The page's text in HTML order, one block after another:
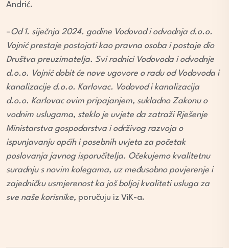
Andrić.
–Od 1. siječnja 2024. godine Vodovod i odvodnja d.o.o.
Vojnić prestaje postojati kao pravna osoba i postaje dio
Društva preuzimatelja. Svi radnici Vodovoda i odvodnje
d.o.o. Vojnić dobit će nove ugovore o radu od Vodovoda i
kanalizacije d.o.o. Karlovac. Vodovod i kanalizacija
d.o.o. Karlovac ovim pripajanjem, sukladno Zakonu o
vodnim uslugama, steklo je uvjete da zatraži Rješenje
Ministarstva gospodarstva i održivog razvoja o
ispunjavanju općih i posebnih uvjeta za početak
poslovanja javnog isporučitelja. Očekujemo kvalitetnu
suradnju s novim kolegama, uz međusobno povjerenje i
zajedničku usmjerenost ka još boljoj kvaliteti usluga za
sve naše korisnike, poručuju iz ViK-a.